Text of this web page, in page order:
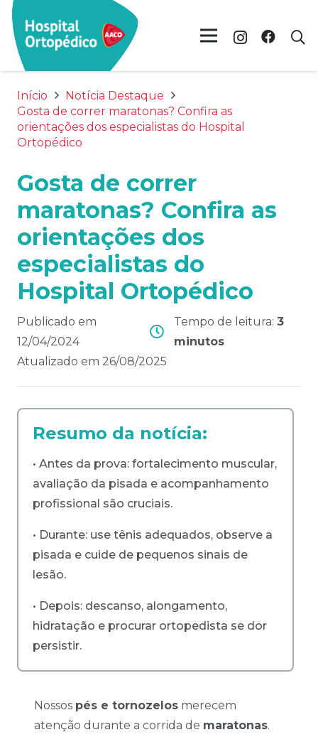
Início
Notícia Destaque
Gosta de correr maratonas? Confira as
orientações dos especialistas do Hospital
Ortopédico
Gosta de correr
maratonas? Confira as
orientações dos
especialistas do
Hospital Ortopédico
Publicado em
12/04/2024
Tempo de leitura: 3
minutos
Atualizado em 26/08/2025
Resumo da notícia:
• Antes da prova: fortalecimento muscular,
avaliação da pisada e acompanhamento
profissional são cruciais.
• Durante: use tênis adequados, observe a
pisada e cuide de pequenos sinais de
lesão.
• Depois: descanso, alongamento,
hidratação e procurar ortopedista se dor
persistir.
Nossos pés e tornozelos merecem
atenção durante a corrida de maratonas.